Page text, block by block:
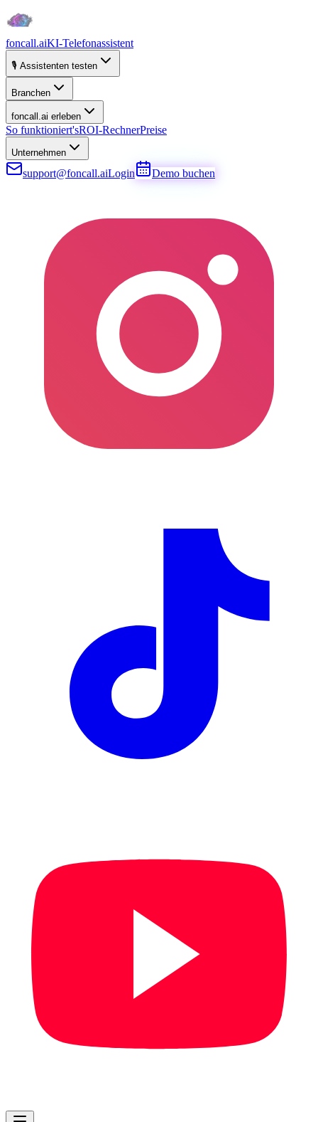
foncall.aiKI-Telefonassistent
🎙️ Assistenten testen
Branchen
foncall.ai erleben
So funktioniert'sROI-RechnerPreise
Unternehmen
support@foncall.aiLogin Demo buchen